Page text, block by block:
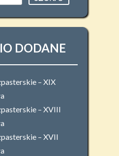
DODANE
– XIX
– XVIII
– XVII